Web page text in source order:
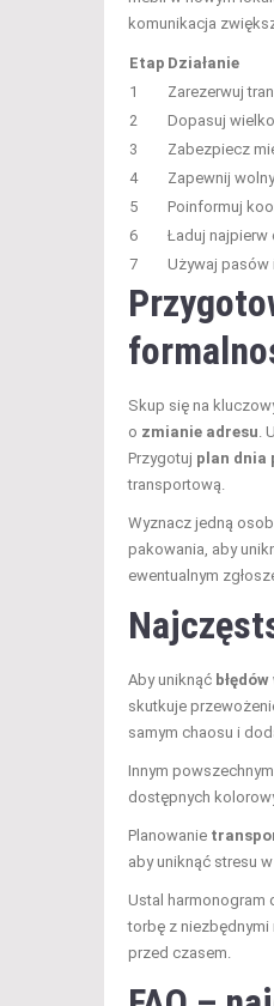
komunikacja
Etap Działanie
1
Zarezerwuj
2
Dopasuj
3
Zabezpiecz
4
Zapewnij
5
Poinformuj
6
Ładuj najpierw
7
Używaj pasów
Skup się na
o zmianie adresu.
Przygotuj plan dnia
transportową.
Wyznacz jedną
pakowania, aby
ewentualnym
Aby uniknąć
skutkuje
samym chaosu i
Innym
dostępnych
Planowanie
aby uniknąć stresu
Ustal harmonogram
torbę z niezbędnymi
przed czasem.